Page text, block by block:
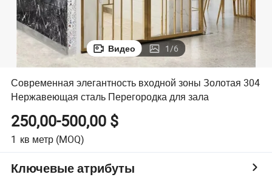
Видео 1/6
Современная элегантность входной зоны Золотая 304
Нержавеющая сталь Перегородка для зала
250,00-500,00 $
1 кв метр (MOQ)
Ключевые атрибуты